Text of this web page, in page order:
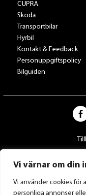
Vi värnar om din
Vi använder cookies för
personliga annonser
CUPRA
Skoda
Transportbilar
Hyrbil
Kontakt & Feedback
Personuppgiftspolicy
Bilguiden